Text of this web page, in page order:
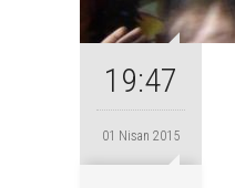
19:47
01 Nisan 2015